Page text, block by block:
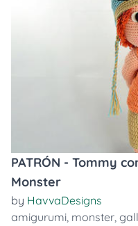
PATRÓN - Tommy
Monster
by HavvaDesigns
amigurumi, monster,